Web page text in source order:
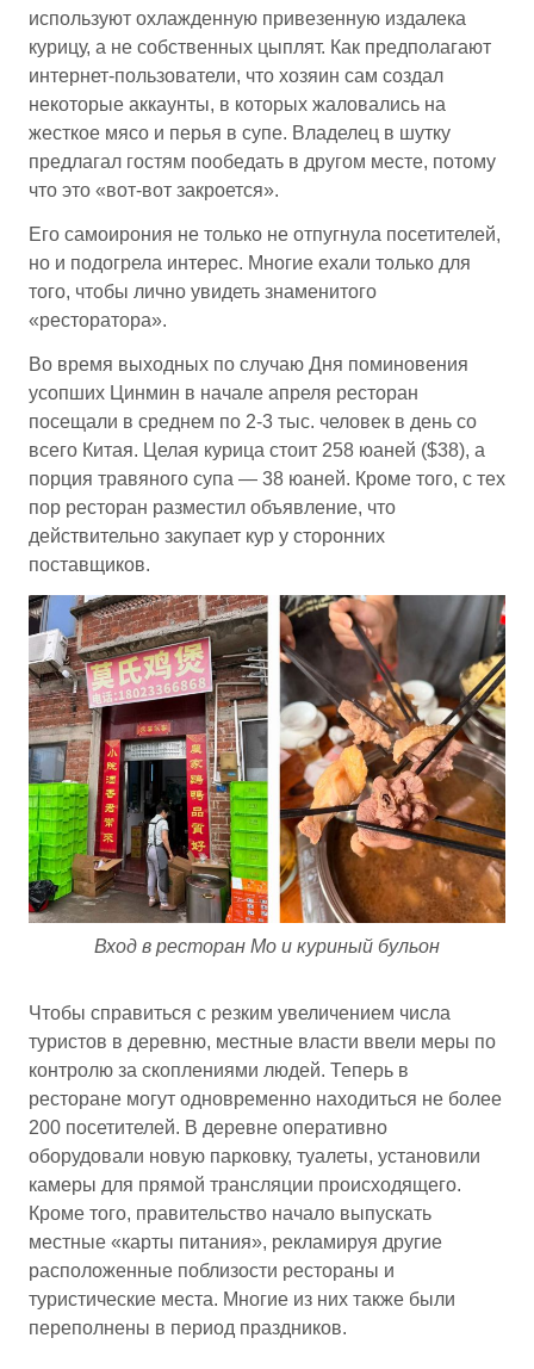
используют охлажденную привезенную издалека
курицу, а не собственных цыплят. Как предполагают
интернет-пользователи, что хозяин сам создал
некоторые аккаунты, в которых жаловались на
жесткое мясо и перья в супе. Владелец в шутку
предлагал гостям пообедать в другом месте, потому
что это «вот-вот закроется».
Его самоирония не только не отпугнула посетителей,
но и подогрела интерес. Многие ехали только для
того, чтобы лично увидеть знаменитого
«ресторатора».
Во время выходных по случаю Дня поминовения
усопших Цинмин в начале апреля ресторан
посещали в среднем по 2-3 тыс. человек в день со
всего Китая. Целая курица стоит 258 юаней ($38), а
порция травяного супа — 38 юаней. Кроме того, с тех
пор ресторан разместил объявление, что
действительно закупает кур у сторонних
поставщиков.
Вход в ресторан Мо и куриный бульон
Чтобы справиться с резким увеличением числа
туристов в деревню, местные власти ввели меры по
контролю за скоплениями людей. Теперь в
ресторане могут одновременно находиться не более
200 посетителей. В деревне оперативно
оборудовали новую парковку, туалеты, установили
камеры для прямой трансляции происходящего.
Кроме того, правительство начало выпускать
местные «карты питания», рекламируя другие
расположенные поблизости рестораны и
туристические места. Многие из них также были
переполнены в период праздников.